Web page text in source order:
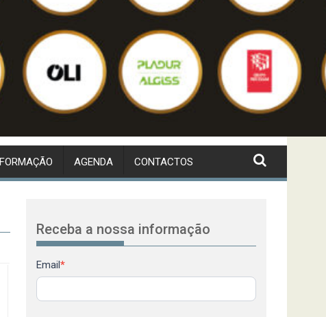
FORMAÇÃO AGENDA CONTACTOS
Receba a nossa informação
Newsletter
Email *